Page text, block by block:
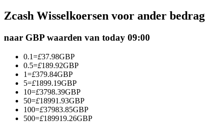
Word een Copy Trader
Zcash Wisselkoersen voor ander bedrag
naar GBP waarden van today 09:00
0.1=£37.98GBP
0.5=£189.92GBP
1=£379.84GBP
5=£1899.19GBP
10=£3798.39GBP
50=£18991.93GBP
100=£37983.85GBP
500=£189919.26GBP